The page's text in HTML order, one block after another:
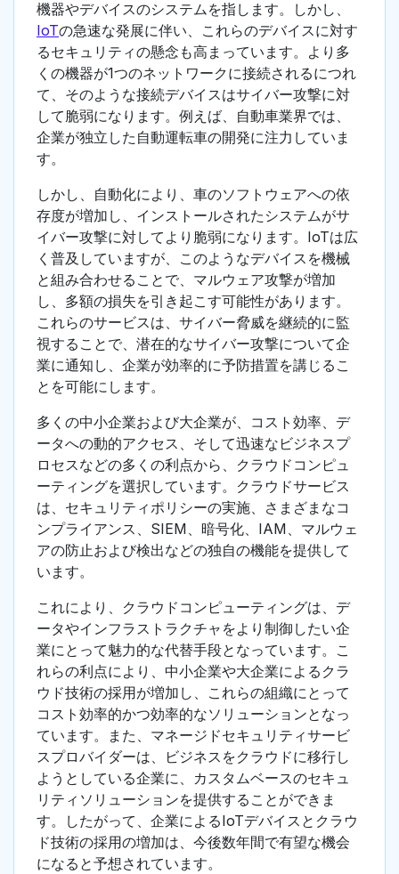
機器やデバイスのシステムを指します。しかし、
IoTの急速な発展に伴い、これらのデバイスに対す
るセキュリティの懸念も高まっています。より多
くの機器が1つのネットワークに接続されるにつれ
て、そのような接続デバイスはサイバー攻撃に対
して脆弱になります。例えば、自動車業界では、
企業が独立した自動運転車の開発に注力していま
す。
しかし、自動化により、車のソフトウェアへの依
存度が増加し、インストールされたシステムがサ
イバー攻撃に対してより脆弱になります。IoTは広
く普及していますが、このようなデバイスを機械
と組み合わせることで、マルウェア攻撃が増加
し、多額の損失を引き起こす可能性があります。
これらのサービスは、サイバー脅威を継続的に監
視することで、潜在的なサイバー攻撃について企
業に通知し、企業が効率的に予防措置を講じるこ
とを可能にします。
多くの中小企業および大企業が、コスト効率、デ
ータへの動的アクセス、そして迅速なビジネスプ
ロセスなどの多くの利点から、クラウドコンピュ
ーティングを選択しています。クラウドサービス
は、セキュリティポリシーの実施、さまざまなコ
ンプライアンス、SIEM、暗号化、IAM、マルウェ
アの防止および検出などの独自の機能を提供して
います。
これにより、クラウドコンピューティングは、デ
ータやインフラストラクチャをより制御したい企
業にとって魅力的な代替手段となっています。こ
れらの利点により、中小企業や大企業によるクラ
ウド技術の採用が増加し、これらの組織にとって
コスト効率的かつ効率的なソリューションとなっ
ています。また、マネージドセキュリティサービ
スプロバイダーは、ビジネスをクラウドに移行し
ようとしている企業に、カスタムベースのセキュ
リティソリューションを提供することができま
す。したがって、企業によるIoTデバイスとクラウ
ド技術の採用の増加は、今後数年間で有望な機会
になると予想されています。